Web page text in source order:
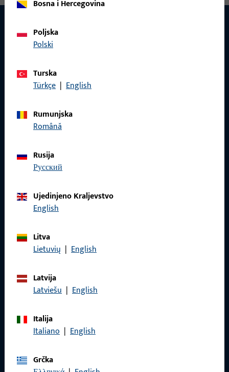
KONTAKT
Rado ćemo vam pomoći!
Imate li pitanja ili želite osobno savjetovanje?
Tu smo za vas – brzo, kompetentno i pouzdano.
Bosna i Hercegovina
Poljska
Polski
Turska
Türkçe | English
Rumunjska
Română
Rusija
русский
Ujedinjeno Kraljevstvo
English
Litva
Lietuvių | English
Latvija
Latviešu | English
Italija
Italiano | English
Grčka
Zaštita podataka